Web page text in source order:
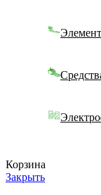
Корзина
Закрыть